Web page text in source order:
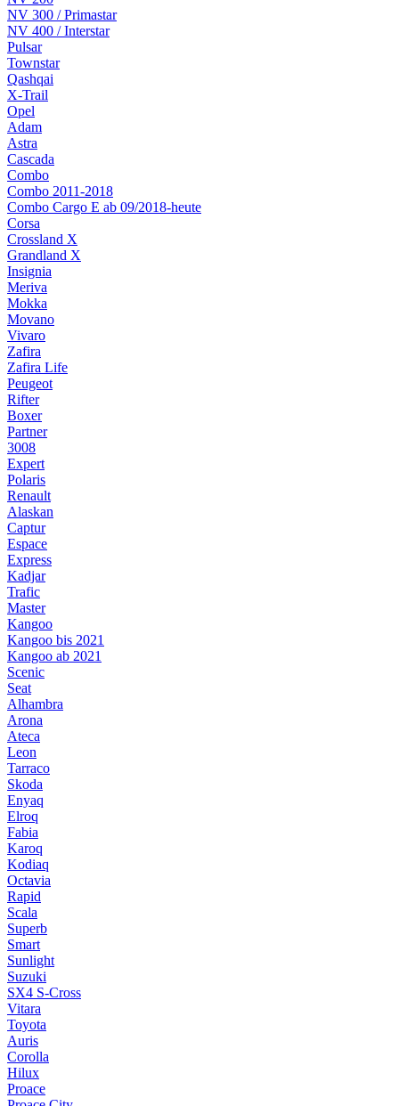
NV 300 / Primastar
NV 400 / Interstar
Pulsar
Townstar
Qashqai
X-Trail
Opel
Adam
Astra
Cascada
Combo
Combo 2011-2018
Combo Cargo E ab 09/2018-heute
Corsa
Crossland X
Grandland X
Insignia
Meriva
Mokka
Movano
Vivaro
Zafira
Zafira Life
Peugeot
Rifter
Boxer
Partner
3008
Expert
Polaris
Renault
Alaskan
Captur
Espace
Express
Kadjar
Trafic
Master
Kangoo
Kangoo bis 2021
Kangoo ab 2021
Scenic
Seat
Alhambra
Arona
Ateca
Leon
Tarraco
Skoda
Enyaq
Elroq
Fabia
Karoq
Kodiaq
Octavia
Rapid
Scala
Superb
Smart
Sunlight
Suzuki
SX4 S-Cross
Vitara
Toyota
Auris
Corolla
Hilux
Proace